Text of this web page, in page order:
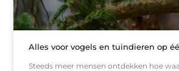
Alles voor vogels en tuindieren op
Steeds meer mensen ontdekken hoe